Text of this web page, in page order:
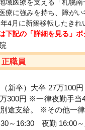
域医療を支える「札幌南
療に強みを持ち、障が
4月に新築移転したきれ
記の「詳細を見る」ボ
職員
新卒）大卒 27万100
300円 ※一律夜勤手当
途支給。 ※その他一
～16:30 夜勤 16:00